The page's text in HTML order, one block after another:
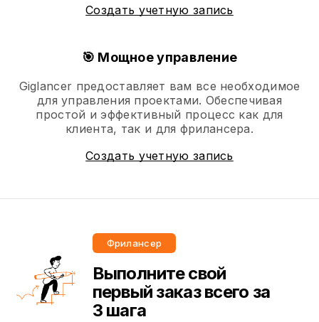
Создать учетную запись
🎯 Мощное управление
Giglancer предоставляет вам все необходимое
для управления проектами. Обеспечивая
простой и эффективный процесс как для
клиента, так и для фрилансера.
Создать учетную запись
Фрилансер
Выполните свой
первый заказ всего за
3 шага